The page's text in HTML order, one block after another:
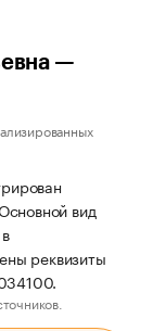
—
вид
реквизиты